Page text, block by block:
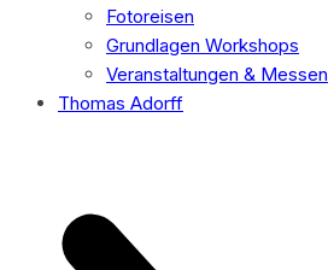
Fotoreisen
Grundlagen Workshops
Veranstaltungen & Messen
Thomas Adorff